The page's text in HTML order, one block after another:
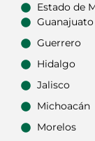
Estado de
Guanajuato
Guerrero
Hidalgo
Jalisco
Michoacán
Morelos